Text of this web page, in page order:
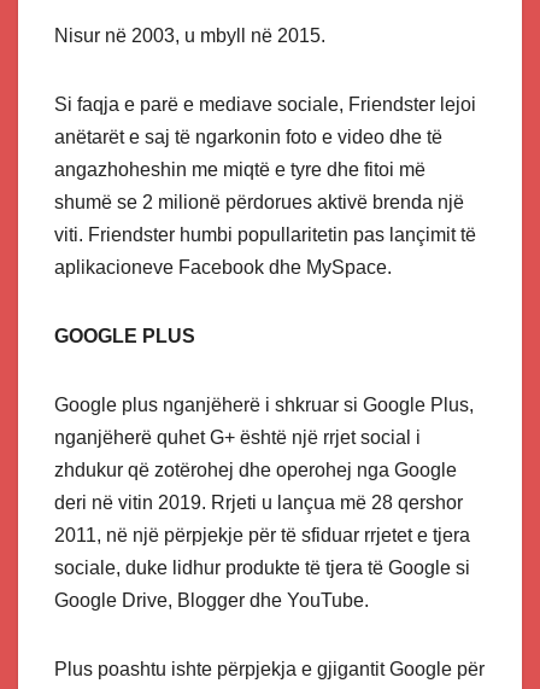
Nisur në 2003, u mbyll në 2015.
Si faqja e parë e mediave sociale, Friendster lejoi
anëtarët e saj të ngarkonin foto e video dhe të
angazhoheshin me miqtë e tyre dhe fitoi më
shumë se 2 milionë përdorues aktivë brenda një
viti. Friendster humbi popullaritetin pas lançimit të
aplikacioneve Facebook dhe MySpace.
GOOGLE PLUS
Google plus nganjëherë i shkruar si Google Plus,
nganjëherë quhet G+ është një rrjet social i
zhdukur që zotërohej dhe operohej nga Google
deri në vitin 2019. Rrjeti u lançua më 28 qershor
2011, në një përpjekje për të sfiduar rrjetet e tjera
sociale, duke lidhur produkte të tjera të Google si
Google Drive, Blogger dhe YouTube.
Plus poashtu ishte përpjekja e gjigantit Google për